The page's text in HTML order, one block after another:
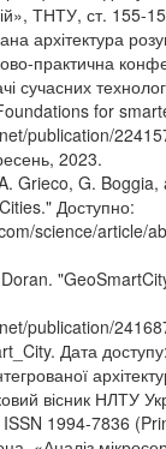
ТНТУ, ст. 155-
архітектура
практична
сучасних
for
publication/
2023.
Grieco, G.
Доступно:
science/article/
publication/
Дата
вісник НЛТУ
1994-7836